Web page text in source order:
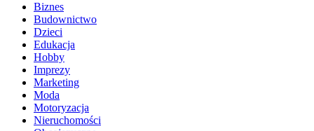
Biznes
Budownictwo
Dzieci
Edukacja
Hobby
Imprezy
Marketing
Moda
Motoryzacja
Nieruchomości